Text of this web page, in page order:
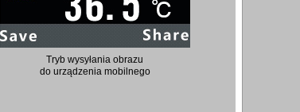
Tryb wysyłania obrazu
do urządzenia mobilnego